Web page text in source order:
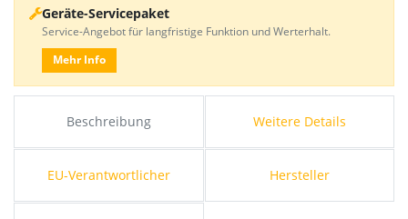
Beschreibung Weitere Details
EU-Verantwortlicher Hersteller
Geräte-Servicepaket
Service-Angebot für langfristige Funktion und Werterhalt.
Mehr Info